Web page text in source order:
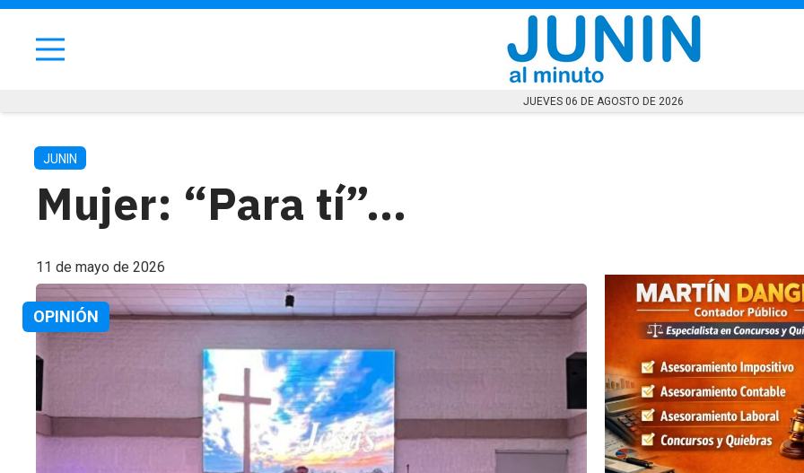
JUEVES 06 DE AGOSTO DE 2026
JUNIN
Mujer: “Para tí”…
11 de mayo de 2026
OPINIÓN